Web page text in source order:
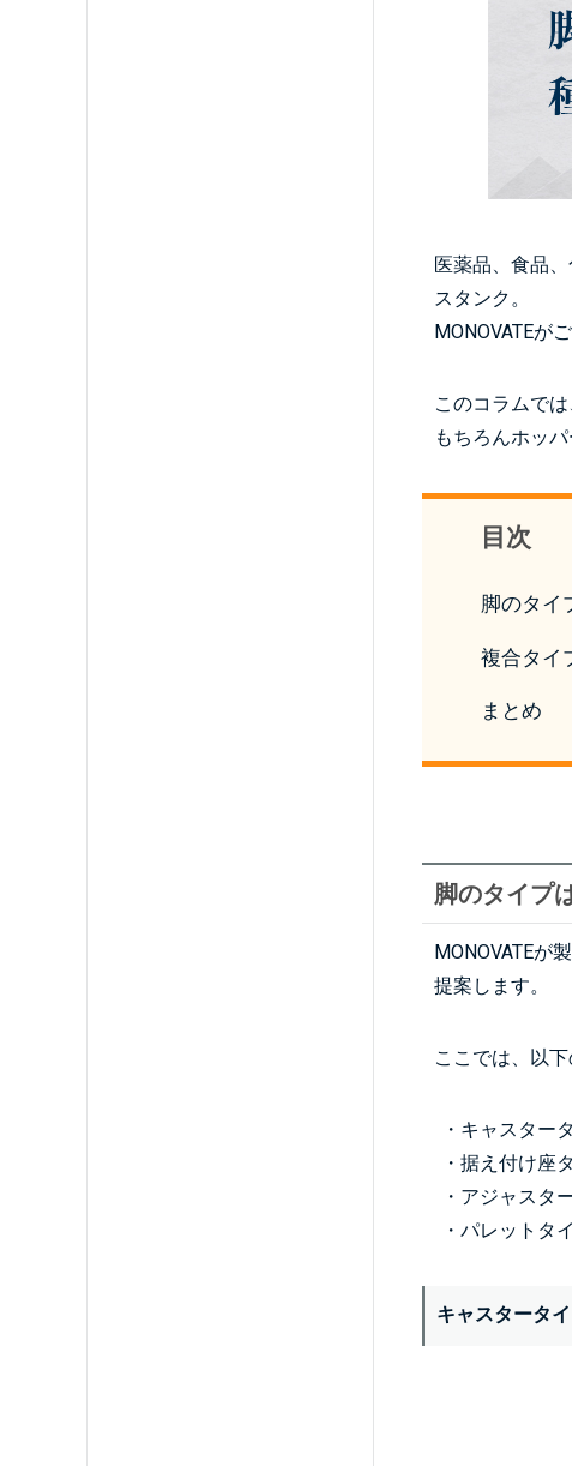
医薬品、食品
スタンク。
MONOVATEが
このコラムで
もちろんホッ
目次
脚のタイ
複合タイ
まとめ
脚のタイプ
MONOVATEが
提案します。
ここでは、以
・キャスター
・据え付け座
・アジャスタ
・パレットタ
キャスタータ